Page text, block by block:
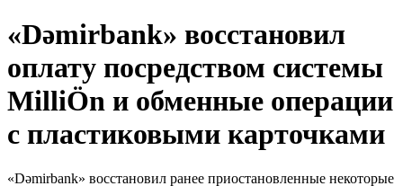
«Dəmirbank» восстановил
оплату посредством системы
MilliÖn и обменные операции
с пластиковыми карточками
«Dəmirbank» восстановил ранее приостановленные некоторые